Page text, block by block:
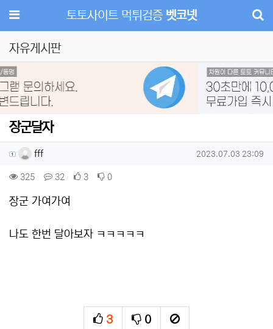
메뉴 토토사이트 먹튀검증 벳코넷
자유게시판
Previous Next
장군달자
작성자 정보
fff작성 작성일
2023.07.03 23:09
컨텐츠 정보
325조회 32 댓글 3추천 0비추천
본문
장군 가여가여
나도 한번 달아보자 ㅋㅋㅋㅋㅋ
3
0